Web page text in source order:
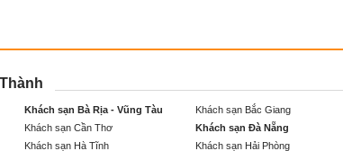
Khách sạn Bà Rịa - Vũng Tàu Khách sạn Bắc Giang
Khách sạn Cần Thơ Khách sạn Đà Nẵng
Khách sạn Hà Tĩnh Khách sạn Hải Phòng